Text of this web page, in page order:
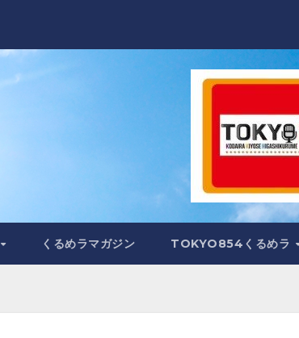
くるめラマガジン TOKYO854くるめラ